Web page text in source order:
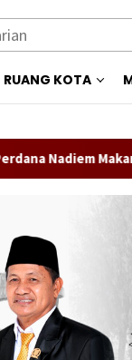
RUANG KOTA
Makarim